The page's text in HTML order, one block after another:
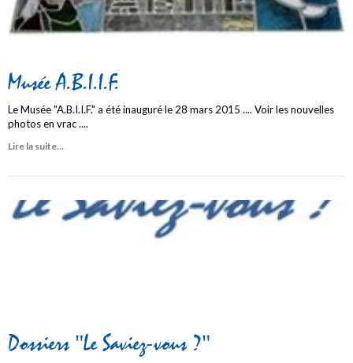
Musée A.B.I.I.F.
Le Musée "A.B.I.I.F." a été inauguré le 28 mars 2015 .... Voir les nouvelles
photos en vrac ....
Lire la suite…
Dossiers "Le Saviez-vous ?"